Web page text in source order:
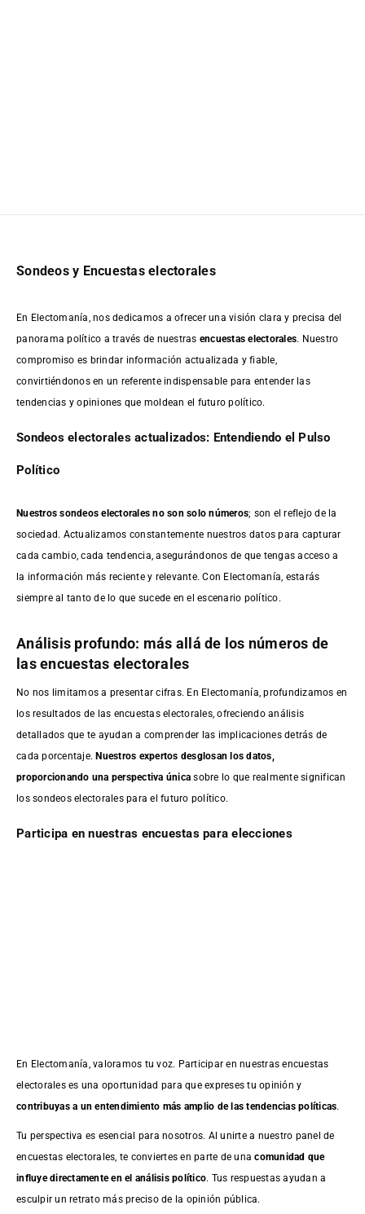
Sondeos y Encuestas electorales
En Electomanía, nos dedicamos a ofrecer una visión clara y precisa del
panorama político a través de nuestras encuestas electorales. Nuestro
compromiso es brindar información actualizada y fiable,
convirtiéndonos en un referente indispensable para entender las
tendencias y opiniones que moldean el futuro político.
Sondeos electorales actualizados: Entendiendo el Pulso
Político
Nuestros sondeos electorales no son solo números; son el reflejo de la
sociedad. Actualizamos constantemente nuestros datos para capturar
cada cambio, cada tendencia, asegurándonos de que tengas acceso a
la información más reciente y relevante. Con Electomanía, estarás
siempre al tanto de lo que sucede en el escenario político.
Análisis profundo: más allá de los números de
las encuestas electorales
No nos limitamos a presentar cifras. En Electomanía, profundizamos en
los resultados de las encuestas electorales, ofreciendo análisis
detallados que te ayudan a comprender las implicaciones detrás de
cada porcentaje.Nuestros expertos desglosan los datos,
proporcionando una perspectiva única sobre lo que realmente significan
los sondeos electorales para el futuro político.
Participa en nuestras encuestas para elecciones
En Electomanía, valoramos tu voz. Participar en nuestras encuestas
electorales es una oportunidad para que expreses tu opinión y
contribuyas a un entendimiento más amplio de las tendencias políticas.
Tu perspectiva es esencial para nosotros. Al unirte a nuestro panel de
encuestas electorales, te conviertes en parte de unacomunidad que
influye directamente en el análisis político. Tus respuestas ayudan a
esculpir un retrato más preciso de la opinión pública.